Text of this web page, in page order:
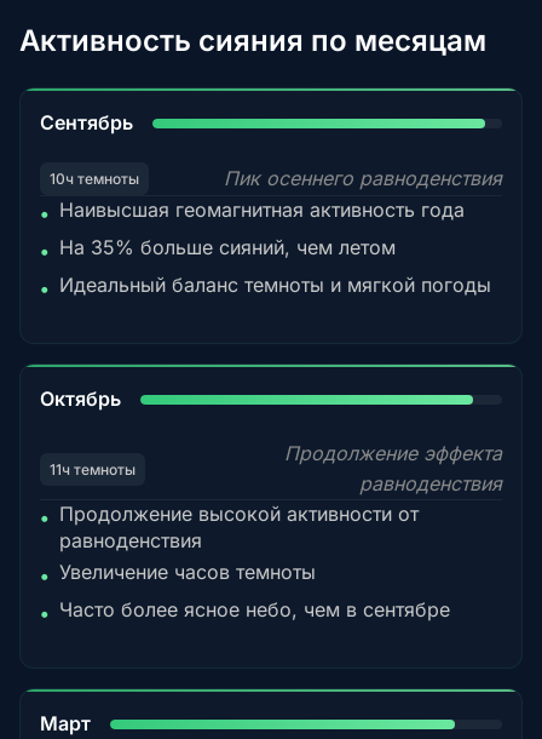
Активность сияния по месяцам
Сентябрь
10ч темноты
Пик осеннего равноденствия
• Наивысшая геомагнитная активность года
• На 35% больше сияний, чем летом
• Идеальный баланс темноты и мягкой погоды
Октябрь
11ч темноты
Продолжение эффекта
равноденствия
• Продолжение высокой активности от
равноденствия
• Увеличение часов темноты
• Часто более ясное небо, чем в сентябре
Март